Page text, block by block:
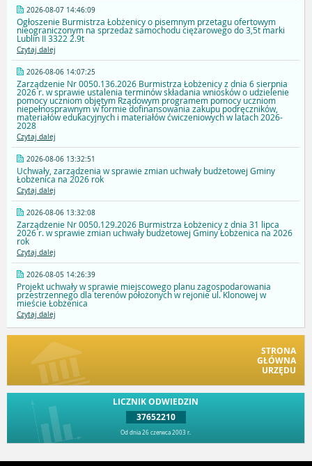
2026-08-07 14:46:09
Ogłoszenie Burmistrza Łobżenicy o pisemnym przetagu ofertowym
nieograniczonym na sprzedaż samochodu ciężarowego do 3,5t marki
Lublin II 3322 2.9t
Czytaj dalej
2026-08-06 14:07:25
Zarządzenie Nr 0050.136.2026 Burmistrza Łobżenicy z dnia 6 sierpnia
2026 r. w sprawie ustalenia terminów składania wniosków o udzielenie
pomocy uczniom objętym Rządowym programem pomocy uczniom
niepełnosprawnym w formie dofinansowania zakupu podręczników,
materiałów edukacyjnych i materiałów ćwiczeniowych w latach 2026-
2028
Czytaj dalej
2026-08-06 13:32:51
Uchwały, zarządzenia w sprawie zmian uchwały budżetowej Gminy
Łobżenica na 2026 rok
Czytaj dalej
2026-08-06 13:32:08
Zarządzenie Nr 0050.129.2026 Burmistrza Łobżenicy z dnia 31 lipca
2026 r. w sprawie zmian uchwały budżetowej Gminy Łobżenica na 2026
rok
Czytaj dalej
2026-08-05 14:26:39
Projekt uchwały w sprawie miejscowego planu zagospodarowania
przestrzennego dla terenów położonych w rejonie ul. Klonowej w
mieście Łobżenica
Czytaj dalej
STRONA
GŁÓWNA
URZĘDU
LICZNIK ODWIEDZIN
37652210
Od dnia 26 czerwca 2003 r.